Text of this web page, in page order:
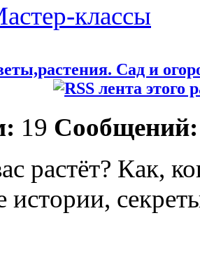
классы
Сад и
19 Сообщений:
растёт? Как,
истории,